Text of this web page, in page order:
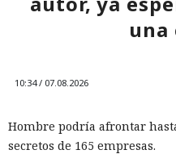
Otra corporación corre el
una
10:34 / 07.08.2026
Hombre podría afrontar
secretos de 165 empresas.